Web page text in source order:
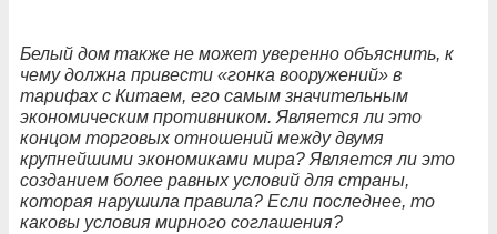
Белый дом также не может уверенно объяснить, к
чему должна привести «гонка вооружений» в
тарифах с Китаем, его самым значительным
экономическим противником. Является ли это
концом торговых отношений между двумя
крупнейшими экономиками мира? Является ли это
созданием более равных условий для страны,
которая нарушила правила? Если последнее, то
каковы условия мирного соглашения?